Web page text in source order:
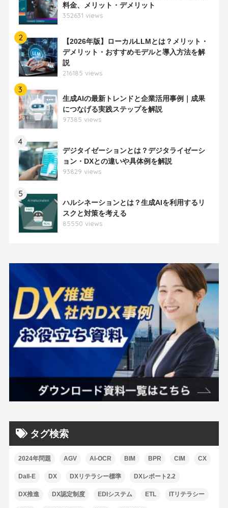
料金、メリット・デメリット
352631 views
2
【2026年版】ローカルLLMとは？メリット・
デメリット・おすすめモデルと導入方法を解
説
216185 views
3
生成AIの最新トレンドと企業活用事例｜成果
につなげる実践ステップを解説
97385 views
4
デジタイゼーションとは？デジタライゼーシ
ョン・DXとの違いや具体例を解説
93829 views
5
ハルシネーションとは？生成AIを利用するリ
スクと対策を考える
85550 views
タグ検索
2024年問題 AGV AI-OCR BIM BPR CIM CX
Dall-E DX DXリテラシー標準 DXレポート2.2
DX推進 DX認定制度 EDIシステム ETL ITリテラシー